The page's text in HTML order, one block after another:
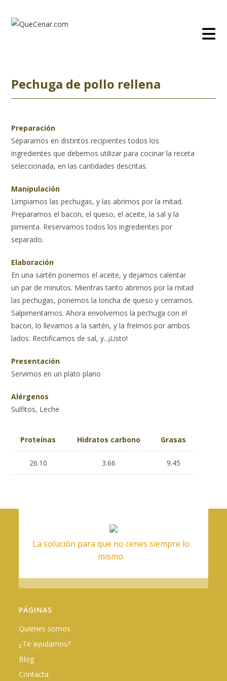
contenido
Pechuga de pollo rellena
Preparación
Separamos en distintos recipientes todos los
ingredientes que debemos utilizar para cocinar la receta
seleccionada, en las cantidades descritas.
Manipulación
Limpiamos las pechugas, y las abrimos por la mitad.
Preparamos el bacon, el queso, el aceite, la sal y la
pimienta. Reservamos todos los ingredientes por
separado.
Elaboración
En una sartén ponemos el aceite, y dejamos calentar
un par de minutos. Mientras tanto abrimos por la mitad
las pechugas, ponemos la loncha de queso y cerramos.
Salpimentamos. Ahora envolvemos la pechuga con el
bacon, lo llevamos a la sartén, y la freímos por ambos
lados. Rectificamos de sal, y...¡Listo!
Presentación
Servimos en un plato plano
Alérgenos
Sulfitos, Leche
Proteínas Hidratos carbono Grasas
26.10 3.66 9.45
La solución para que no cenes siempre lo
mismo.
PÁGINAS
Quienes somos
¿Te ayudamos?
Blog
Contacta